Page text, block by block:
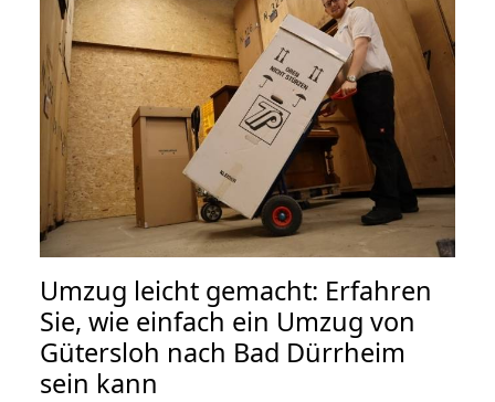
Umzug leicht gemacht: Erfahren
Sie, wie einfach ein Umzug von
Gütersloh nach Bad Dürrheim
sein kann